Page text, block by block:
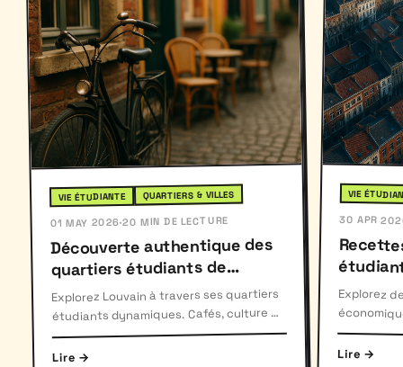
VIE ÉTUDIANTE QUARTIERS & VILLES
01 MAY 2026·20 MIN DE LECTURE
Découverte authentique des
quartiers étudiants de
Louvain
Explorez Louvain à travers ses quartiers
étudiants dynamiques. Cafés, culture et
espaces verts vous attendent pour une
immersion totale.
Lire →
VIE
30 APR
Explorez
Pâtes,
Lire →